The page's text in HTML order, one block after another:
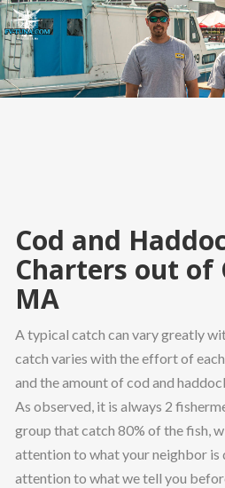
HOME
Cod and
Charters out of
MA
A typical catch can vary greatly
catch varies with the effort of
and the amount of cod and
As observed, it is always 2
group that catch 80% of the fish,
attention to what your neighbor is
attention to what we tell you